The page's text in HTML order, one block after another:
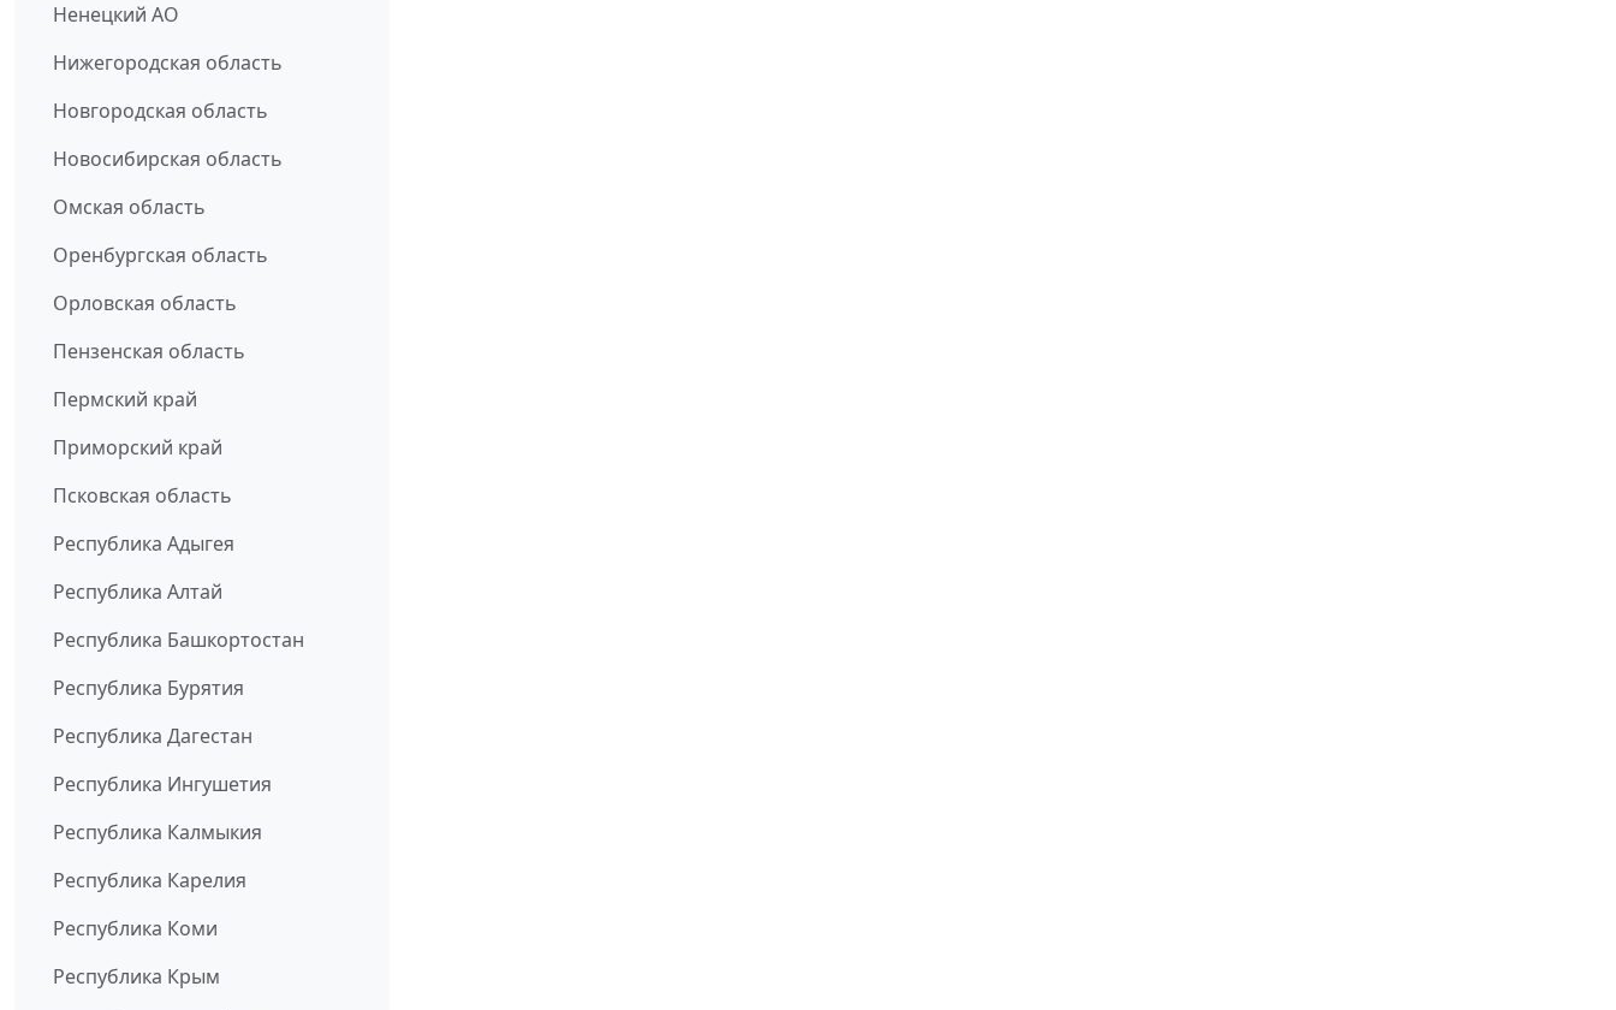
Ненецкий АО
Нижегородская область
Новгородская область
Новосибирская область
Омская область
Оренбургская область
Орловская область
Пензенская область
Пермский край
Приморский край
Псковская область
Республика Адыгея
Республика Алтай
Республика Башкортостан
Республика Бурятия
Республика Дагестан
Республика Ингушетия
Республика Калмыкия
Республика Карелия
Республика Коми
Республика Крым